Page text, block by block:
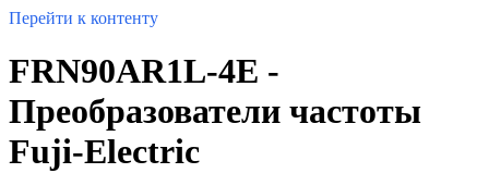
Перейти к контенту
FRN90AR1L-4E -
Преобразователи частоты
Fuji-Electric